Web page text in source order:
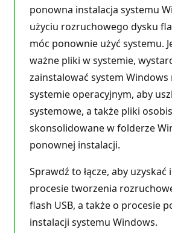
ponowna instalacja systemu
użyciu rozruchowego dysku
móc ponownie użyć systemu.
ważne pliki w systemie,
zainstalować system Windows
systemie operacyjnym, aby
systemowe, a także pliki
skonsolidowane w folderze
ponownej instalacji.
Sprawdź to łącze, aby
procesie tworzenia
flash USB, a także o procesie
instalacji systemu Windows.